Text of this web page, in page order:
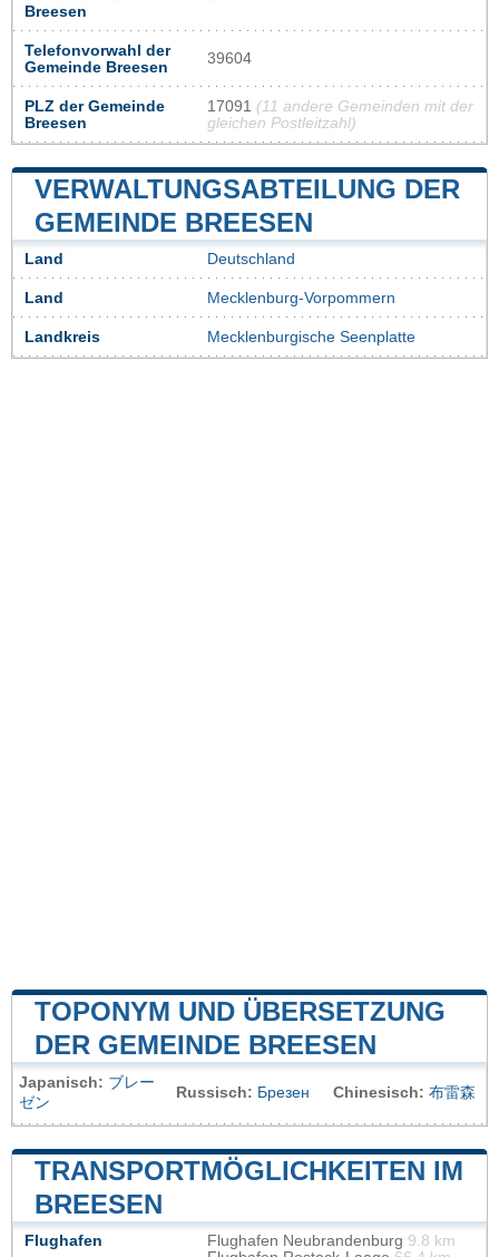
Breesen
Telefonvorwahl der
Gemeinde Breesen
39604
PLZ der Gemeinde
Breesen
17091 (11 andere Gemeinden mit der
gleichen Postleitzahl)
VERWALTUNGSABTEILUNG DER
GEMEINDE BREESEN
Land Deutschland
Land Mecklenburg-Vorpommern
Landkreis Mecklenburgische Seenplatte
TOPONYM UND ÜBERSETZUNG
DER GEMEINDE BREESEN
Japanisch: ブレー
ゼン
Russisch: Брезен Chinesisch: 布雷森
TRANSPORTMÖGLICHKEITEN IM
BREESEN
Flughafen Flughafen Neubrandenburg 9.8 km